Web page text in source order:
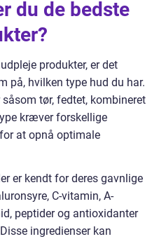
du de bedste
produkter, er det
hvilken type hud du har.
tør, fedtet, kombineret
kræver forskellige
at opnå optimale
er kendt for deres gavnlige
C-vitamin, A-
peptider og antioxidanter
ingredienser kan